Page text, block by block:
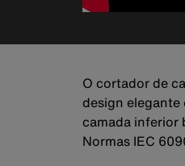
O cortador de
design
camada inferior
Normas IEC